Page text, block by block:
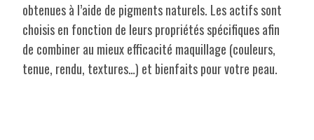
obtenues à l’aide de pigments naturels. Les actifs sont
choisis en fonction de leurs propriétés spécifiques afin
de combiner au mieux efficacité maquillage (couleurs,
tenue, rendu, textures…) et bienfaits pour votre peau.